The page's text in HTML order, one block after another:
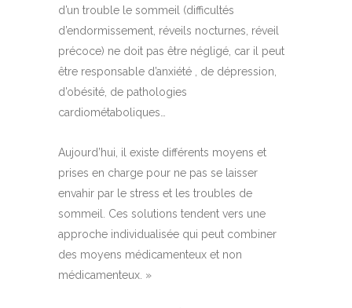
d’un trouble le sommeil (difficultés
d’endormissement, réveils nocturnes, réveil
précoce) ne doit pas être négligé, car il peut
être responsable d’anxiété , de dépression,
d’obésité, de pathologies
cardiométaboliques…
Aujourd’hui, il existe différents moyens et
prises en charge pour ne pas se laisser
envahir par le stress et les troubles de
sommeil. Ces solutions tendent vers une
approche individualisée qui peut combiner
des moyens médicamenteux et non
médicamenteux. »